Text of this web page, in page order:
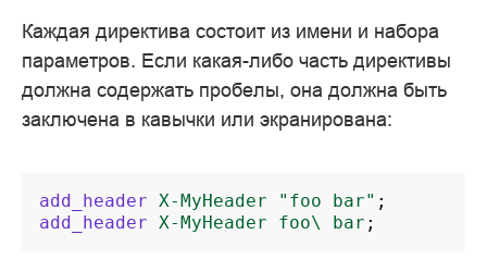
Каждая директива состоит из имени и набора
параметров. Если какая-либо часть директивы
должна содержать пробелы, она должна быть
заключена в кавычки или экранирована:
add_header X-MyHeader "foo bar" ;
add_header X-MyHeader foo\ bar ;